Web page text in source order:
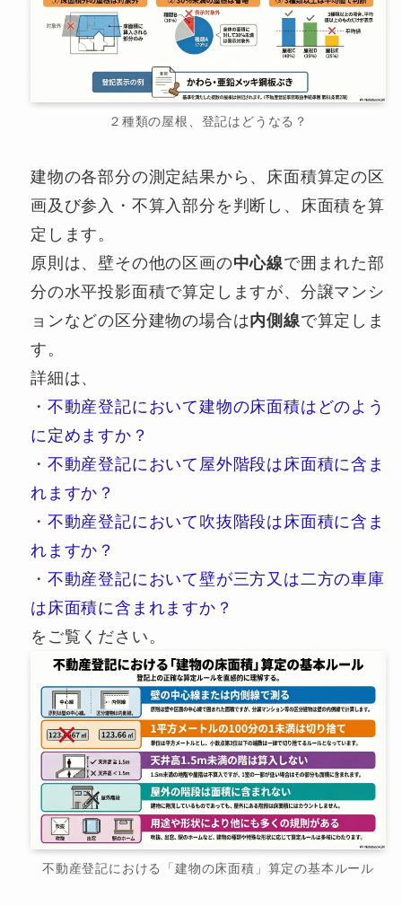
２種類の屋根、登記はどうなる？
建物の各部分の測定結果から、床面積算定の区
画及び参入・不算入部分を判断し、床面積を算
定します。
原則は、壁その他の区画の中心線で囲まれた部
分の水平投影面積で算定しますが、分譲マンシ
ョンなどの区分建物の場合は内側線で算定しま
す。
詳細は、
・ 不動産登記において建物の床面積はどのよう
に定めますか？
・ 不動産登記において屋外階段は床面積に含ま
れますか？
・ 不動産登記において吹抜階段は床面積に含ま
れますか？
・ 不動産登記において壁が三方又は二方の車庫
は床面積に含まれますか？
をご覧ください。
不動産登記における「建物の床面積」算定の基本ルール